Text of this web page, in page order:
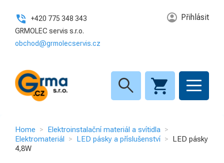
+420 775 348 343
GRMOLEC servis s.r.o.
obchod@grmolecservis.cz
Přihlásit
search
Home
Elektroinstalační materiál a svítidla
Elektromateriál
LED pásky a příslušenství
LED pásky
4,8W